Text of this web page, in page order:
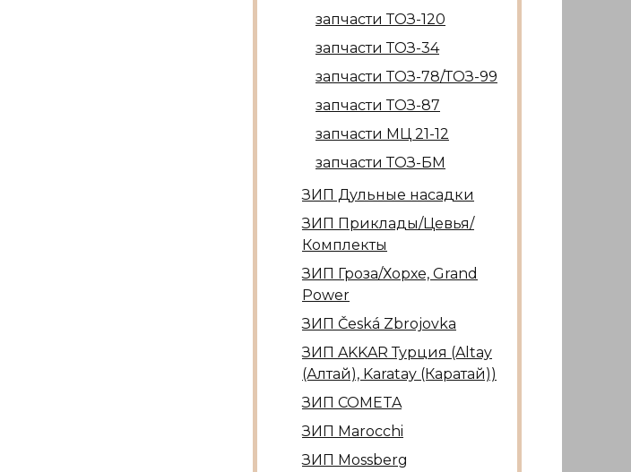
запчасти ТОЗ-120
запчасти ТОЗ-34
запчасти ТОЗ-78/ТОЗ-99
запчасти ТОЗ-87
запчасти МЦ 21-12
запчасти ТОЗ-БМ
ЗИП Дульные насадки
ЗИП Приклады/Цевья/
Комплекты
ЗИП Гроза/Хорхе, Grand
Power
ЗИП Česká Zbrojovka
ЗИП AKKAR Турция (Altay
(Алтай), Karatay (Каратай))
ЗИП COMETA
ЗИП Marocсhi
ЗИП Mossberg